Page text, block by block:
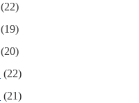
(22)
(19)
(20)
(22)
(21)